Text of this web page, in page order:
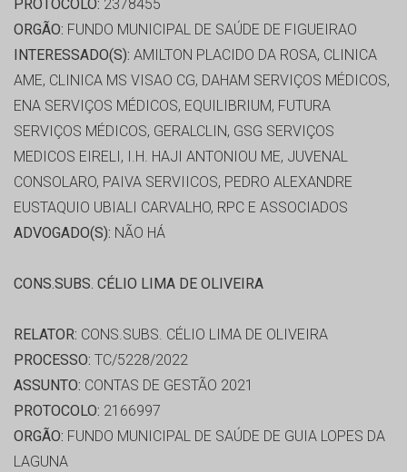
PROTOCOLO: 2378455
ORGÃO: FUNDO MUNICIPAL DE SAÚDE DE FIGUEIRAO
INTERESSADO(S): AMILTON PLACIDO DA ROSA, CLINICA
AME, CLINICA MS VISAO CG, DAHAM SERVIÇOS MÉDICOS,
ENA SERVIÇOS MÉDICOS, EQUILIBRIUM, FUTURA
SERVIÇOS MÉDICOS, GERALCLIN, GSG SERVIÇOS
MEDICOS EIRELI, I.H. HAJI ANTONIOU ME, JUVENAL
CONSOLARO, PAIVA SERVIICOS, PEDRO ALEXANDRE
EUSTAQUIO UBIALI CARVALHO, RPC E ASSOCIADOS
ADVOGADO(S): NÃO HÁ
CONS.SUBS. CÉLIO LIMA DE OLIVEIRA
RELATOR: CONS.SUBS. CÉLIO LIMA DE OLIVEIRA
PROCESSO: TC/5228/2022
ASSUNTO: CONTAS DE GESTÃO 2021
PROTOCOLO: 2166997
ORGÃO: FUNDO MUNICIPAL DE SAÚDE DE GUIA LOPES DA
LAGUNA